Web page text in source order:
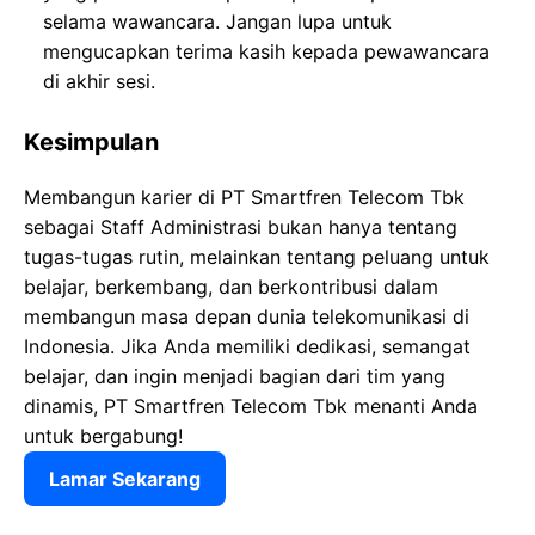
selama wawancara. Jangan lupa untuk
mengucapkan terima kasih kepada pewawancara
di akhir sesi.
Kesimpulan
Membangun karier di PT Smartfren Telecom Tbk
sebagai Staff Administrasi bukan hanya tentang
tugas-tugas rutin, melainkan tentang peluang untuk
belajar, berkembang, dan berkontribusi dalam
membangun masa depan dunia telekomunikasi di
Indonesia. Jika Anda memiliki dedikasi, semangat
belajar, dan ingin menjadi bagian dari tim yang
dinamis, PT Smartfren Telecom Tbk menanti Anda
untuk bergabung!
Lamar Sekarang